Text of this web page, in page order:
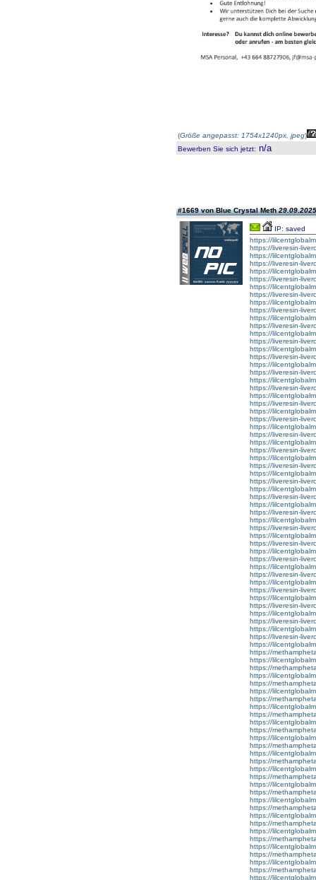
(Größe angepasst: 1754x1240px, jpeg)
Bewerben Sie sich jetzt: n/a
#1669 von Blue Crystal Meth
IP: saved
https://
https://liveresin-
https://
https://liveresin-
https://
https://liveresin-
https://
https://liveresin-
https://
https://liveresin-
https://
https://liveresin-
https://
https://liveresin-
https://
https://liveresin-
https://
https://liveresin-
https://
https://liveresin-
https://
https://liveresin-
https://
https://liveresin-
https://
https://liveresin-
https://
https://liveresin-
https://
https://liveresin-
https://
https://liveresin-
https://
https://liveresin-
https://
https://liveresin-
https://
https://liveresin-
https://
https://liveresin-
https://
https://liveresin-
https://
https://liveresin-
https://
https://liveresin-
https://
https://liveresin-
https://
https://liveresin-
https://
https://liveresin-
https://
https://
https://
https://
https://
https://
https://
https://
https://
https://
https://
https://
https://
https://
https://
https://
https://
https://
https://
https://
https://
https://
https://
https://
https://
https://
https://
https://
https://
https://
https://